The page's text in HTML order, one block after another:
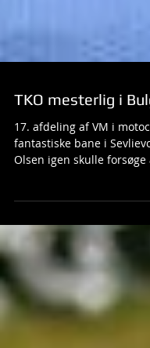
TKO mesterlig i
17. afdeling af VM i
Olsen igen skulle